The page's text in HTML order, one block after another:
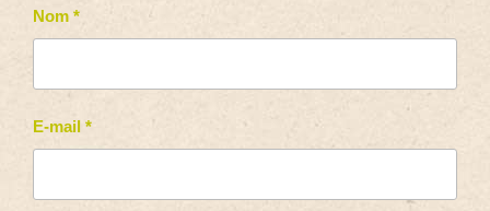
Nom *
E-mail *